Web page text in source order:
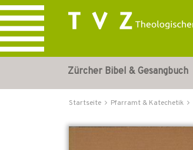
Zürcher Bibel & Gesangbuch
Startseite Pfarramt & Katechetik